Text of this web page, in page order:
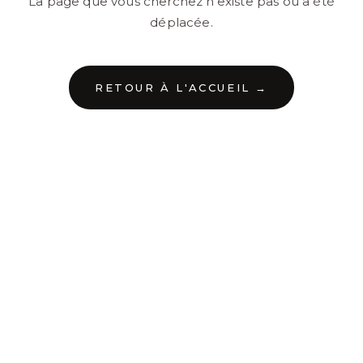
déplacée.
RETOUR À L'ACCUEIL →